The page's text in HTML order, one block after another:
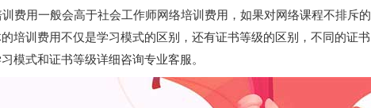
费用一般会高于社会工作师网络培训费用，如果对网络课程不排斥的
培训费用不仅是学习模式的区别，还有证书等级的区别，不同的证书
模式和证书等级详细咨询专业客服。